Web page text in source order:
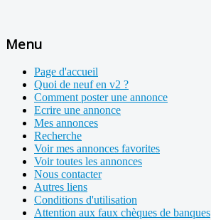
Menu
Page d'accueil
Quoi de neuf en v2 ?
Comment poster une annonce
Ecrire une annonce
Mes annonces
Recherche
Voir mes annonces favorites
Voir toutes les annonces
Nous contacter
Autres liens
Conditions d'utilisation
Attention aux faux chèques de banques